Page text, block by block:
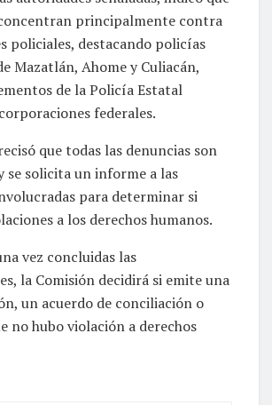
autoridades señaladas, indicó que
concentran principalmente contra
policiales, destacando policías
Mazatlán, Ahome y Culiacán,
de la Policía Estatal
federales.
que todas las denuncias son
se solicita un informe a las
para determinar si
a los derechos humanos.
vez concluidas las
la Comisión decidirá si emite una
un acuerdo de conciliación o
no hubo violación a derechos